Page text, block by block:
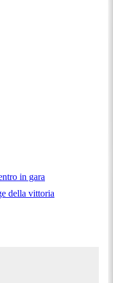
in gara
della vittoria